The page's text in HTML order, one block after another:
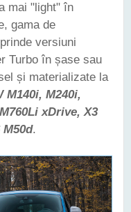
mai "light" în
gama de
versiuni
Turbo în șase sau
și materializate la
M140i, M240i,
xDrive, X3
M50d.